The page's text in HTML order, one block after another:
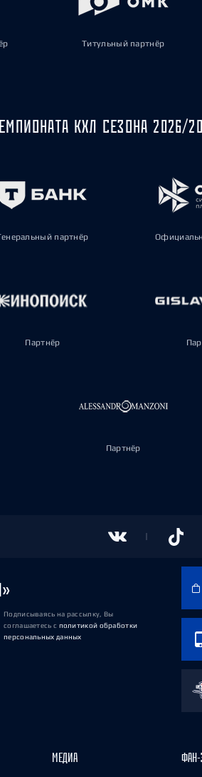
Титульный партнёр
КХЛ СЕЗОНА 2026/
партнёр
Партнёр
Партнёр
Подписываясь на рассылку, Вы
соглашаетесь с политикой обработки
персональных данных
МЕДИА ФАН-